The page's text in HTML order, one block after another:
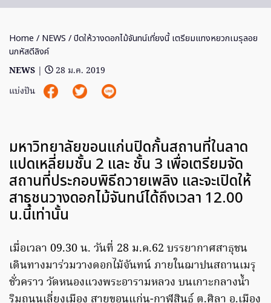
Home / NEWS / ปิดให้วางดอกไม้จันทน์เที่ยงนี้ เตรียมแทงหยวกเมรุลอย
นกหัสดีลิงค์
NEWS |
28 ม.ค. 2019
แบ่งปัน
มหาวิทยาลัยขอนแก่นปิดกั้นสถานที่ในลาด
แปดเหลี่ยมชั้น 2 และ ชั้น 3 เพื่อเตรียมจัด
สถานที่ประกอบพิธีถวายเพลิง และจะเปิดให้
สาธุชนวางดอกไม้จันทน์ได้ถึงเวลา 12.00
น.นี้เท่านั้น
เมื่อเวลา 09.30 น. วันที่ 28 ม.ค.62 บรรยากาศสาธุชน
เดินทางมาร่วมวางดอกไม้จันทน์ ภายในฌาปนสถานเมรุ
ชั่วคราว วัดหนองแวงพระอารามหลวง บนเกาะกลางน้ำ
ริมถนนเลี่ยงเมือง สายขอนแก่น-กาฬสินธุ์ ต.ศิลา อ.เมือง